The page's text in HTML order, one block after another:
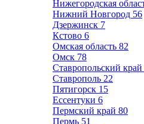
Нижегородская
Нижний Новгород 56
Дзержинск 7
Кстово 6
Омская область 82
Омск 78
Ставропольский край
Ставрополь 22
Пятигорск 15
Ессентуки 6
Пермский край 80
Пермь 51